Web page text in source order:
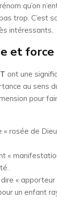
qu’on
trop. C’est
intéressants.
et force
T ont une
au sens
pour
« rosée de
«
dire «
un enfant